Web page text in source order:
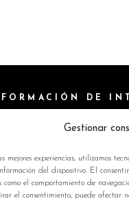
Gestionar
mejores experiencias, utilizamos
del dispositivo. El
como el comportamiento de
el consentimiento, puede afectar
DE
de Cookies
de privacidad